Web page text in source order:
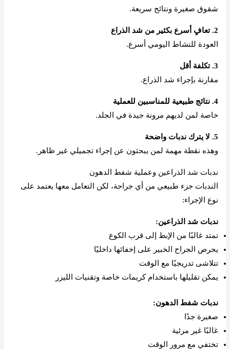
شقوق صغيرة ونتائج سريعة.
2. تعافٍ أسرع بكثير من شد الذراع
العودة للنشاط اليومي أسرع.
3. تكلفة أقل
مقارنة بإجراء شد الذراع.
4. نتائج طبيعية للمناسبين للعملية
خاصة لمن لديهم مرونة جيدة في الجلد.
5. لا يترك ندبات واضحة
وهذه نقطة مهمة لمن يبحثون عن إجراء تجميلي غير ظاهر.
ندبات شد الذراعين وعملية شفط الدهون
الندبات جزء طبيعي من أي جراحة، لكن التعامل معها يعتمد على
نوع الإجراء:
ندبات شد الذراعين:
تمتد غالبًا من الإبط إلى قرب الكوع
يحرص الجراح الخبير على إخفائها داخليًا
تتلاشى تدريجيًا مع الوقت
يمكن تقليلها باستخدام كريمات خاصة وتقنيات الليزر
ندبات شفط الدهون:
صغيرة جدًا
غالبًا غير مرئية
تختفي مع مرور الوقت